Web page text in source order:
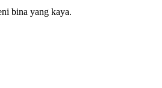
bina yang kaya.